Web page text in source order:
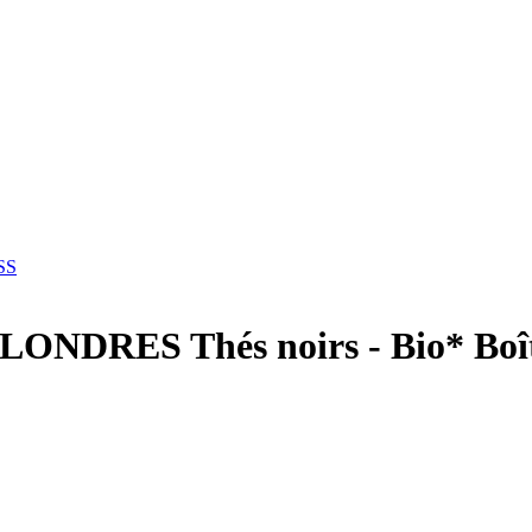
Thés noirs - Bio*